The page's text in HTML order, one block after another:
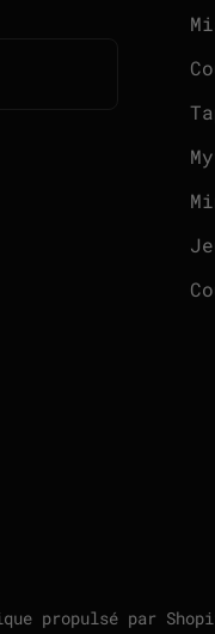
propulsé par